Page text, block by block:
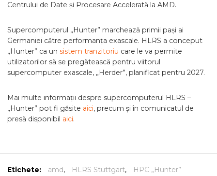
Centrului de Date și Procesare Accelerată la AMD.
Supercomputerul „Hunter” marchează primii pași ai
Germaniei către performanța exascale. HLRS a conceput
„Hunter” ca un sistem tranzitoriu care le va permite
utilizatorilor să se pregătească pentru viitorul
supercomputer exascale, „Herder”, planificat pentru 2027.
Mai multe informații despre supercomputerul HLRS –
„Hunter” pot fi găsite aici, precum și în comunicatul de
presă disponibil aici.
Etichete: amd, HLRS Stuttgart, HPC „Hunter”